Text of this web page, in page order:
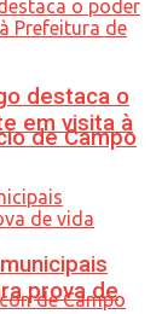
de Campo
destaca o
em visita à
prova de